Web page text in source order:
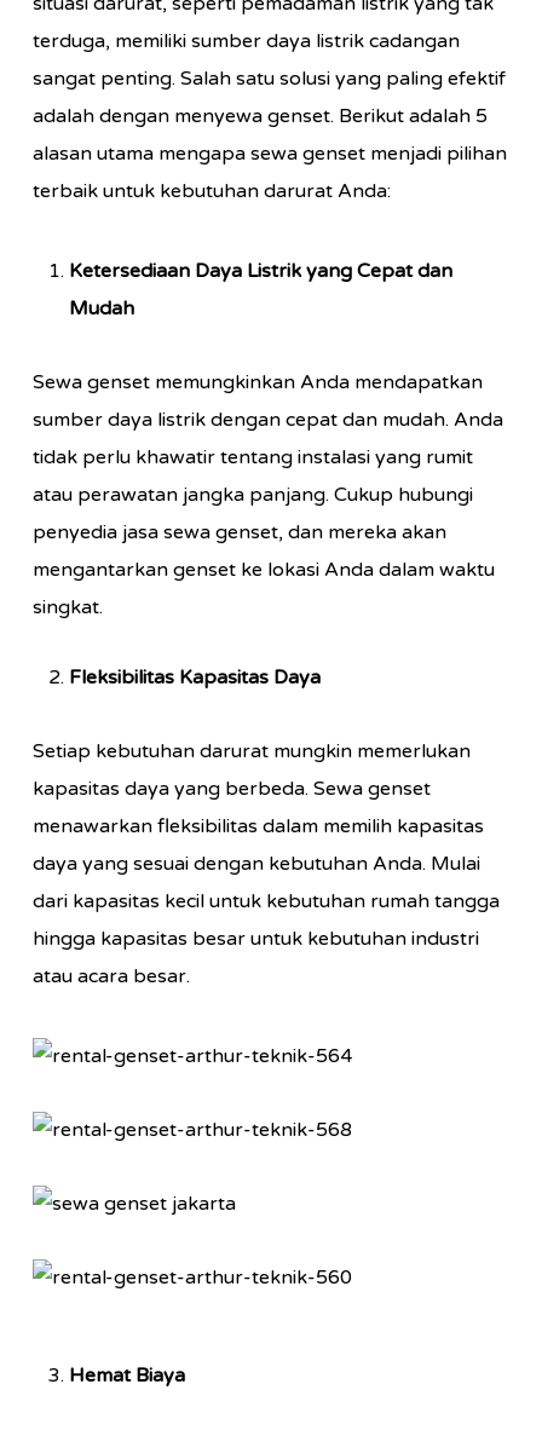
terduga, memiliki sumber daya listrik cadangan
sangat penting. Salah satu solusi yang paling efektif
adalah dengan menyewa genset. Berikut adalah 5
alasan utama mengapa sewa genset menjadi pilihan
terbaik untuk kebutuhan darurat Anda:
Ketersediaan Daya Listrik yang Cepat dan
Mudah
Sewa genset memungkinkan Anda mendapatkan
sumber daya listrik dengan cepat dan mudah. Anda
tidak perlu khawatir tentang instalasi yang rumit
atau perawatan jangka panjang. Cukup hubungi
penyedia jasa sewa genset, dan mereka akan
mengantarkan genset ke lokasi Anda dalam waktu
singkat.
Fleksibilitas Kapasitas Daya
Setiap kebutuhan darurat mungkin memerlukan
kapasitas daya yang berbeda. Sewa genset
menawarkan fleksibilitas dalam memilih kapasitas
daya yang sesuai dengan kebutuhan Anda. Mulai
dari kapasitas kecil untuk kebutuhan rumah tangga
hingga kapasitas besar untuk kebutuhan industri
atau acara besar.
Hemat Biaya